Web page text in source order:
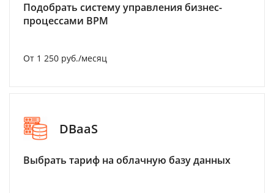
Подобрать систему управления бизнес-
процессами BPM
От 1 250 руб./месяц
DBaaS
Выбрать тариф на облачную базу данных